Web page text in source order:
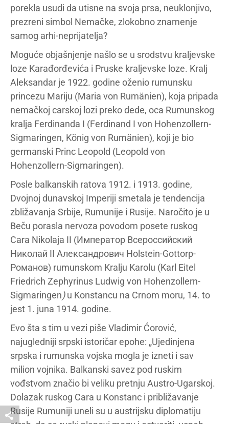
porekla usudi da utisne na svoja prsa, neuklonjivo,
prezreni simbol Nemačke, zlokobno znamenje
samog arhi-neprijatelja?
Moguće objašnjenje našlo se u srodstvu kraljevske
loze Karađorđevića i Pruske kraljevske loze. Kralj
Aleksandar je 1922. godine oženio rumunsku
princezu Mariju (Maria von Rumänien), koja pripada
nemačkoj carskoj lozi preko dede, oca Rumunskog
kralja Ferdinanda I (Ferdinand I von Hohenzollern-
Sigmaringen, König von Rumänien), koji je bio
germanski Princ Leopold (Leopold von
Hohenzollern-Sigmaringen).
Posle balkanskih ratova 1912. i 1913. godine,
Dvojnoj dunavskoj Imperiji smetala je tendencija
zbližavanja Srbije, Rumunije i Rusije. Naročito je u
Beču porasla nervoza povodom posete ruskog
Cara Nikolaja II (Император Всероссийский
Николай II Александрович Holstein-Gottorp-
Романов) rumunskom Kralju Karolu (Karl Eitel
Friedrich Zephyrinus Ludwig von Hohenzollern-
Sigmaringen)u Konstancu na Crnom moru, 14. to
jest 1. juna 1914. godine.
Evo šta s tim u vezi piše Vladimir Ćorović,
najugledniji srpski istoričar epohe: „Ujedinjena
srpska i rumunska vojska mogla je izneti i sav
milion vojnika. Balkanski savez pod ruskim
vođstvom značio bi veliku pretnju Austro-Ugarskoj.
Dolazak ruskog Cara u Konstanc i približavanje
Rusije Rumuniji uneli su u austrijsku diplomatiju